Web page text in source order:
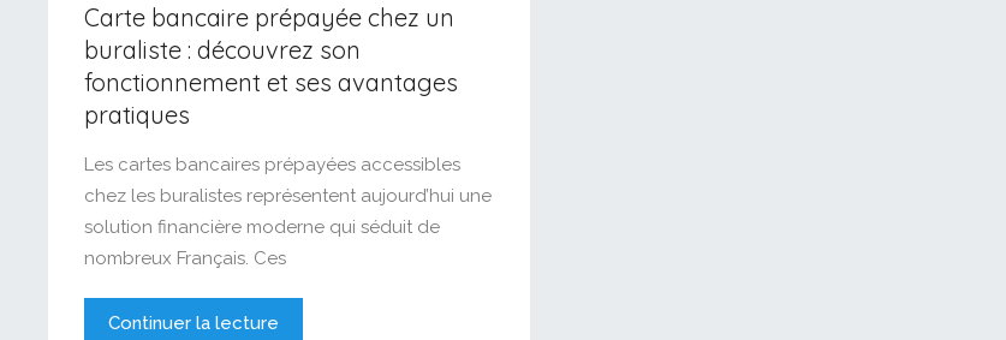
Carte bancaire prépayée chez un
buraliste : découvrez son
fonctionnement et ses avantages
pratiques
Les cartes bancaires prépayées accessibles
chez les buralistes représentent aujourd’hui une
solution financière moderne qui séduit de
nombreux Français. Ces
Continuer la lecture